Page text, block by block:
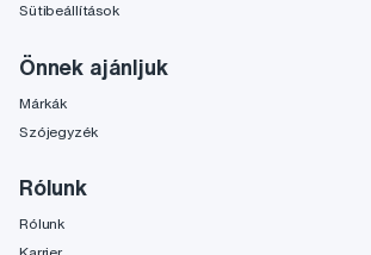
Sütibeállítások
Önnek ajánljuk
Márkák
Szójegyzék
Rólunk
Rólunk